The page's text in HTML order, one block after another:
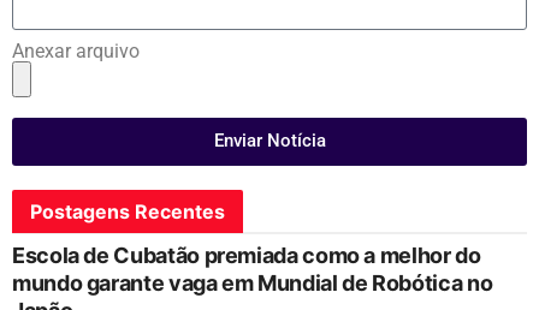
Anexar arquivo
Enviar Notícia
Postagens Recentes
Escola de Cubatão premiada como a melhor do
mundo garante vaga em Mundial de Robótica no